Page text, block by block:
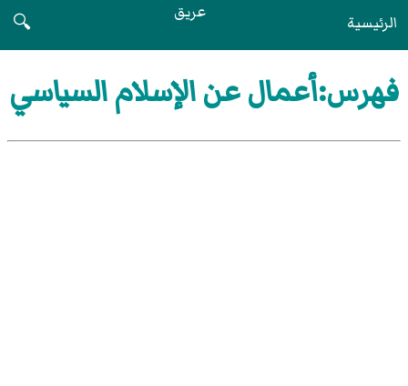
الرئيسية عريق
🔍
فهرس:أعمال عن الإسلام السياسي